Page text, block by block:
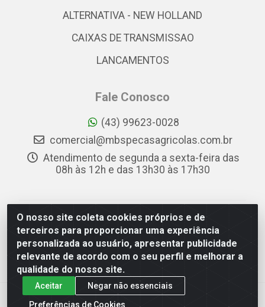
O nosso site coleta cookies próprios e de
terceiros para proporcionar uma experiência
personalizada ao usuário, apresentar publicidade
relevante de acordo com o seu perfil e melhorar a
qualidade do nosso site.
Aceitar
Negar não essenciais
Preferências de Cookies
ALTERNATIVA - NEW HOLLAND
CAIXAS DE TRANSMISSAO
LANCAMENTOS
Fale Conosco
(43) 99623-0028
comercial@mbspecasagricolas.com.br
Atendimento de segunda a sexta-feira das
08h às 12h e das 13h30 às 17h30
MBS PEÇAS AGRÍCOLAS - RUA APARECIDA FIRMO DE
SOUZA, 78 - PQ INDUSTRIAL DAS CONFECÇÕES DANILO
BERTE, APUCARANA/PR - CEP 86.806-502 - CNPJ
34.564.040/0001-88